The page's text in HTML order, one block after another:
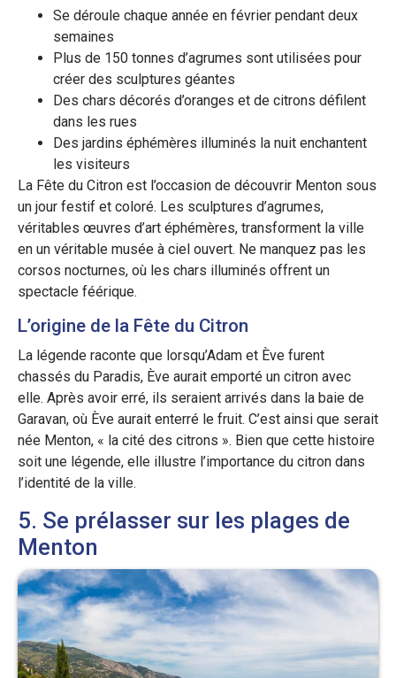
Se déroule chaque année en février pendant deux
semaines
Plus de 150 tonnes d’agrumes sont utilisées pour
créer des sculptures géantes
Des chars décorés d’oranges et de citrons défilent
dans les rues
Des jardins éphémères illuminés la nuit enchantent
les visiteurs
La Fête du Citron est l’occasion de découvrir Menton sous
un jour festif et coloré. Les sculptures d’agrumes,
véritables œuvres d’art éphémères, transforment la ville
en un véritable musée à ciel ouvert. Ne manquez pas les
corsos nocturnes, où les chars illuminés offrent un
spectacle féérique.
L’origine de la Fête du Citron
La légende raconte que lorsqu’Adam et Ève furent
chassés du Paradis, Ève aurait emporté un citron avec
elle. Après avoir erré, ils seraient arrivés dans la baie de
Garavan, où Ève aurait enterré le fruit. C’est ainsi que serait
née Menton, « la cité des citrons ». Bien que cette histoire
soit une légende, elle illustre l’importance du citron dans
l’identité de la ville.
5. Se prélasser sur les plages de
Menton